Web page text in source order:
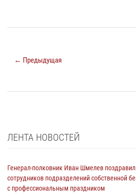
← Предыдущая
ЛЕНТА НОВОСТЕЙ
Генерал-полковник Иван Шмелев
сотрудников подразделений собственной
с профессиональным праздником